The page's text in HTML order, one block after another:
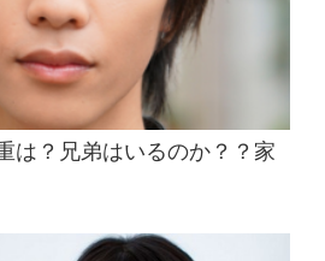
は？兄弟はいるのか？？家